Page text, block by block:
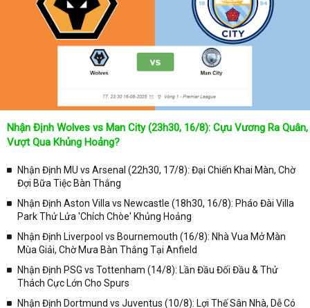
nhật được chính xác về lịch phát sóng bóng đá được tường thuật
trực tiếp ở trên những kênh truyền hình thể thao lớn nhất hiện nay
như: VTV3, K+, SCTV, Thể thao TV,... Nếu như bạn không muốn
bỏ lỡ bất kỳ một trận đấu bóng đá nào trong từng mùa giải, hãy
thường xuyên vào chuyên mụcLịch Thi Đấutại chuyên trang
để cập nhật thông tin chính xác nhất nhé!
Lịch thi đấu được cập nhật chính xác trong toàn bộ các giải
Tại Lịch Thi Đấu của chuyên trang kqbongda.net
sẽ cập nhanh
chóng và chính xác nhất thời gian từng trận đấu bóng đá diễn ra ở
trong từng giải đấu như:
✓ Giải đấu bóng đá Ngoại hạng Anh;
✓ Giải bóng Cúp C1 Châu Âu;
✓ Giải VĐQG Tây Ban Nha;
✓ VĐQG Đức;
Nhận Định Wolves vs Man City (23h30, 16/8): Cựu Vương Ra Quân,
Vượt Qua Khủng Hoảng?
Nhận Định MU vs Arsenal (22h30, 17/8): Đại Chiến Khai Màn, Chờ
Đợi Bữa Tiệc Bàn Thắng
Nhận Định Aston Villa vs Newcastle (18h30, 16/8): Pháo Đài Villa
Park Thử Lửa 'Chích Chòe' Khủng Hoảng
Nhận Định Liverpool vs Bournemouth (16/8): Nhà Vua Mở Màn
Mùa Giải, Chờ Mưa Bàn Thắng Tại Anfield
Nhận Định PSG vs Tottenham (14/8): Lần Đầu Đối Đầu & Thử
Thách Cực Lớn Cho Spurs
Nhận Định Dortmund vs Juventus (10/8): Lợi Thế Sân Nhà, Dễ Có